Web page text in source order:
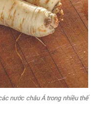
nước châu Á trong nhiều thế